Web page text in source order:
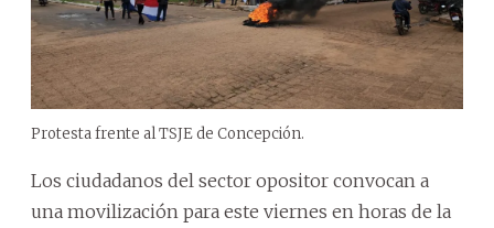
Protesta frente al TSJE de Concepción.
Los ciudadanos del sector opositor convocan a
una movilización para este viernes en horas de la